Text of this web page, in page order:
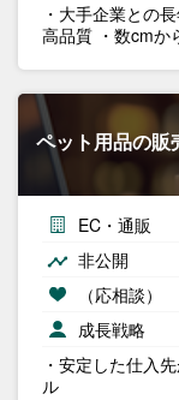
・大手企業との
高品質 ・数cm
ペット用品の販
EC・通販
非公開
（応相談）
成長戦略
・安定した仕入
ル